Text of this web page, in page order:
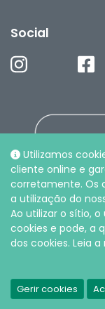
Utilizamos
cliente online e
corretamente. Os
a utilização do
Ao utilizar o sítio,
cookies e pode, a
dos cookies. Leia
Gerir cookies
Social
© Intersurgical LDA,